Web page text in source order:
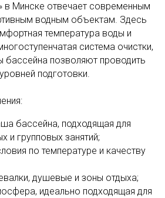
в Минске отвечает современным
водным объектам. Здесь
температура воды и
система очистки,
бассейна позволяют проводить
подготовки.
бассейна, подходящая для
и групповых занятий;
по температуре и качеству
душевые и зоны отдыха;
идеально подходящая для